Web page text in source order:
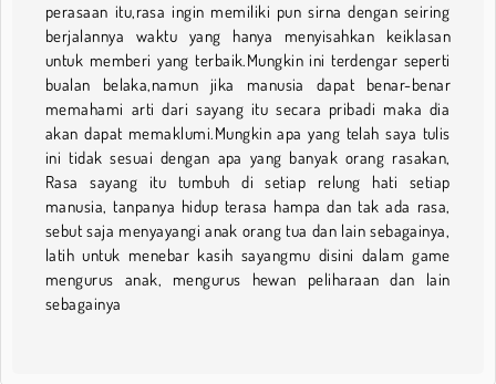
perasaan itu,rasa ingin memiliki pun sirna dengan seiring
berjalannya waktu yang hanya menyisahkan keiklasan
untuk memberi yang terbaik.Mungkin ini terdengar seperti
bualan belaka,namun jika manusia dapat benar-benar
memahami arti dari sayang itu secara pribadi maka dia
akan dapat memaklumi.Mungkin apa yang telah saya tulis
ini tidak sesuai dengan apa yang banyak orang rasakan,
Rasa sayang itu tumbuh di setiap relung hati setiap
manusia, tanpanya hidup terasa hampa dan tak ada rasa,
sebut saja menyayangi anak orang tua dan lain sebagainya,
latih untuk menebar kasih sayangmu disini dalam game
mengurus anak, mengurus hewan peliharaan dan lain
sebagainya